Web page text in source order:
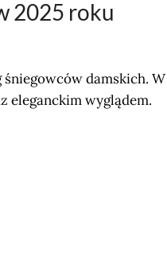
2025 roku
damskich. W
eleganckim wyglądem.